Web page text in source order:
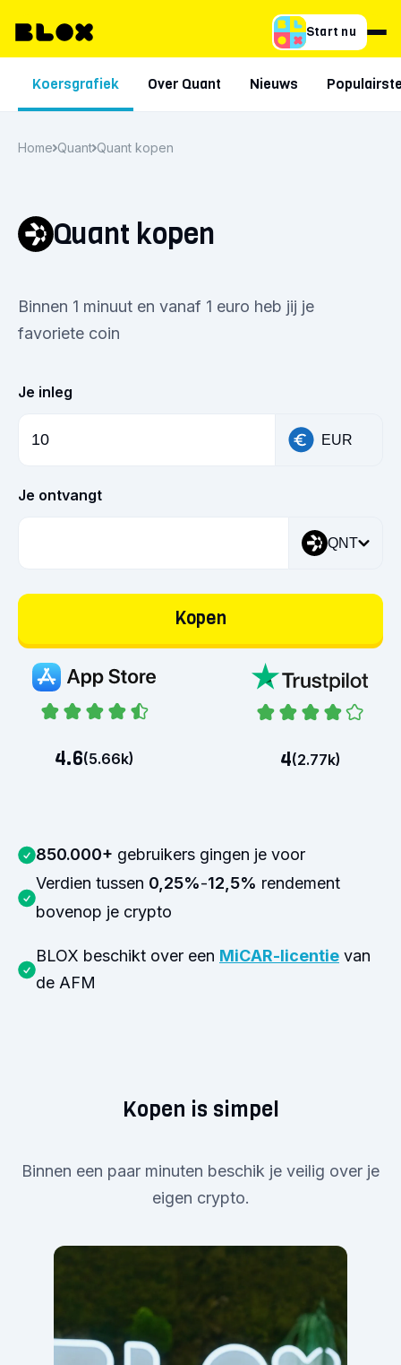
Start nu
Koersgrafiek Over Quant Nieuws
Home Quant Quant kopen
Quant kopen
Binnen 1 minuut en vanaf 1 euro heb jij je
favoriete coin
Je inleg
EUR
Je ontvangt
QNT
Kopen
4.6(5.66k) 4(2.77k)
850.000+ gebruikers gingen je voor
Verdien tussen 0,25%-12,5% rendement
bovenop je crypto
BLOX beschikt over een MiCAR-licentie van
de AFM
Kopen is simpel
Binnen een paar minuten beschik je veilig over je
eigen crypto.